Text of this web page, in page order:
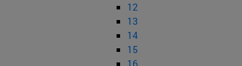
12
13
14
15
16